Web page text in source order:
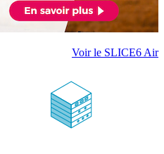
Voir le SLICE6 Air